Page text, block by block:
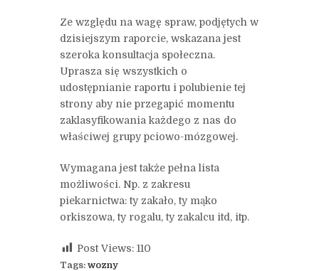
Ze względu na wagę spraw, podjętych w
dzisiejszym raporcie, wskazana jest
szeroka konsultacja społeczna.
Uprasza się wszystkich o
udostępnianie raportu i polubienie tej
strony aby nie przegapić momentu
zaklasyfikowania każdego z nas do
właściwej grupy pciowo-mózgowej.
Wymagana jest także pełna lista
możliwości. Np. z zakresu
piekarnictwa: ty zakało, ty mąko
orkiszowa, ty rogalu, ty zakalcu itd, itp.
Post Views: 110
Tags: wozny